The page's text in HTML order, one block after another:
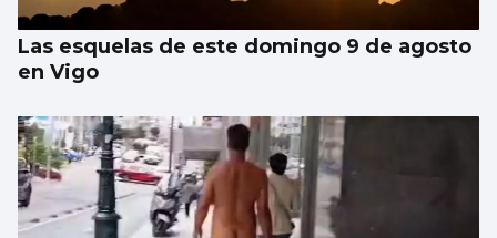
Las esquelas de este domingo 9 de agosto
en Vigo